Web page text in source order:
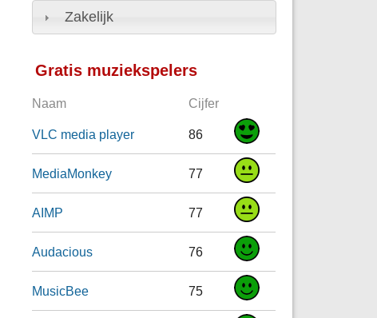
Zakelijk
Gratis muziekspelers
Naam Cijfer
VLC media player 86
MediaMonkey 77
AIMP 77
Audacious 76
MusicBee 75